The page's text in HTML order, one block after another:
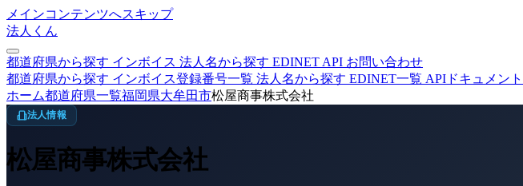
メインコンテンツへスキップ
法人くん
都道府県から探す インボイス 法人名から探す EDINET API お問い合わせ
都道府県から探す インボイス登録番号一覧 法人名から探す EDINET一覧 APIドキュメント
ホーム都道府県一覧福岡県大牟田市松屋商事株式会社
法人情報
松屋商事株式会社